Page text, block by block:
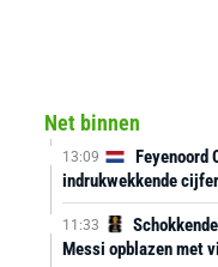
Net binnen
13:09
Feyenoord
indrukwekkende
11:33
Messi opblazen met